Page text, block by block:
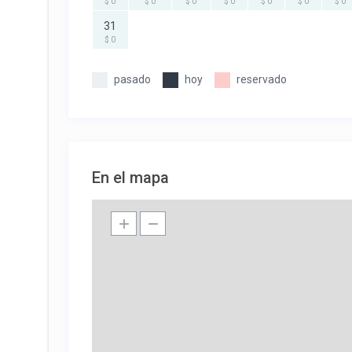
31
$ 0
pasado hoy reservado
En el mapa